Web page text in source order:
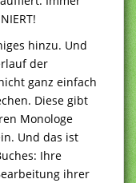
hinzu. Und
der
ganz einfach
Diese gibt
Monologe
Und das ist
Ihre
ihrer